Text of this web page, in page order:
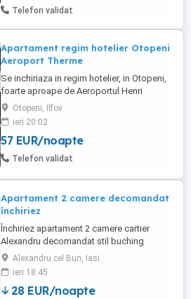
dormitoare, 1 baie, lenjerie ...
Telefon validat
Apartament regim hotelier Otopeni
Aeroport Therme
Se inchiriaza in regim hotelier, in Otopeni,
foarte aproape de Aeroportul Henri
Coandă si de Therme București,
apartament cu 2 camere decomandat.
Bucătăria este complet utilată cu frigider,
cuptor cu microunde, aparat de cafea,
fierbător electric și toate ustensilele
Check-in: ...
Otopeni, Ilfov
ieri 20:02
57 EUR/noapte
Telefon validat
Apartament 2 camere decomandat
închiriez
Închiriez apartament 2 camere cartier
Alexandru decomandat stil buching
Alexandru cel Bun, Iasi
ieri 18:45
28 EUR/noapte